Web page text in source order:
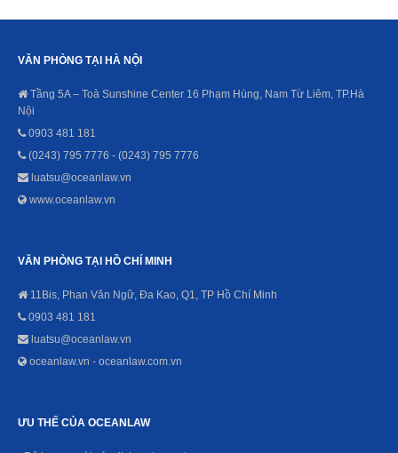
VĂN PHÒNG TẠI HÀ NỘI
Tầng 5A – Toà Sunshine Center 16 Phạm Hùng, Nam Từ Liêm, TP.Hà
Nội
0903 481 181
(0243) 795 7776 - (0243) 795 7776
luatsu@oceanlaw.vn
www.oceanlaw.vn
VĂN PHÒNG TẠI HỒ CHÍ MINH
11Bis, Phan Văn Ngữ, Đa Kao, Q1, TP Hồ Chí Minh
0903 481 181
luatsu@oceanlaw.vn
oceanlaw.vn - oceanlaw.com.vn
ƯU THẾ CỦA OCEANLAW